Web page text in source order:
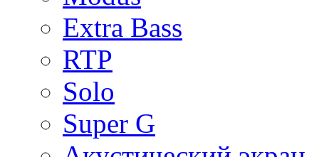
Extra Bass
RTP
Solo
Super G